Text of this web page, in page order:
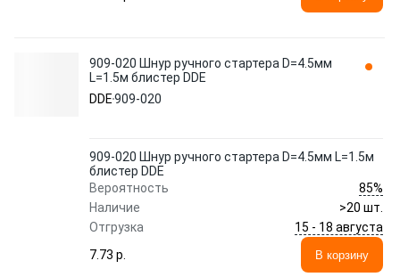
909-020 Шнур ручного стартера D=4.5мм
L=1.5м блистер DDE
DDE909-020
909-020 Шнур ручного стартера D=4.5мм L=1.5м
блистер DDE
Вероятность
85%
Наличие
>20 шт.
Отгрузка
15 - 18 августа
7.73 p.
В корзину